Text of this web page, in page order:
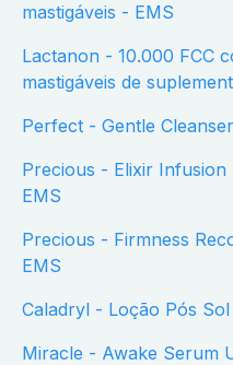
mastigáveis - EMS
Lactanon - 10.000 FCC com 30 comprimidos
mastigáveis de
Perfect - Gentle
Precious - Elixir Infusion Diamond Under Skin 15mL -
EMS
Precious - Firmness Recovery Under Skin 30mL -
EMS
Caladryl - Loção Pós
Miracle - Awake